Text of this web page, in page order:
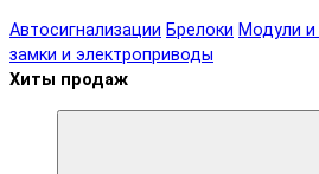
Автосигнализации Брелоки Модули и
замки и электроприводы
Хиты продаж